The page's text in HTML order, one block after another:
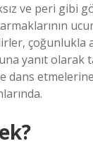
ve peri
çoğunlukla
yanıt
dans